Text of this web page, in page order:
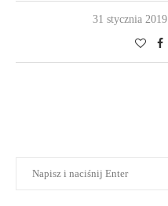
31 stycznia 2019